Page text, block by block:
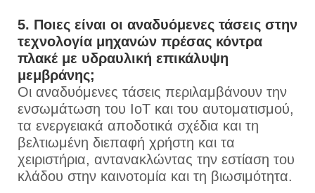
5. Ποιες είναι οι αναδυόμενες τάσεις στην
τεχνολογία μηχανών πρέσας κόντρα
πλακέ με υδραυλική επικάλυψη
μεμβράνης;
Οι αναδυόμενες τάσεις περιλαμβάνουν την
ενσωμάτωση του IoT και του αυτοματισμού,
τα ενεργειακά αποδοτικά σχέδια και τη
βελτιωμένη διεπαφή χρήστη και τα
χειριστήρια, αντανακλώντας την εστίαση του
κλάδου στην καινοτομία και τη βιωσιμότητα.